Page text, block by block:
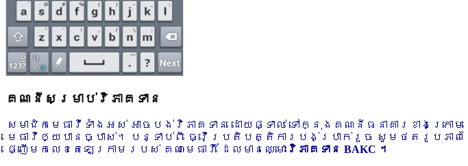
គណនីសម្រាប់វិភាគទាន
សមាជិកមេធាវីទាំងអស់ អាចបង់វិភាគទាន ដោយផ្ទាល់ ទៅក្នុងគណនីធនាគារខាងក្រ
មេធាវីឲ្យបានច្បាស់។ បន្ទាប់ពី ធ្វើប្រតិបត្តិការបង់ប្រាក់រួច សូមថតរូបភាព
ផ្ញើមកលេខតេឡេក្រាមរបស់ គណៈមេធាវី ដែលមានឈ្មោះ វិភាគទាន BAKC ។